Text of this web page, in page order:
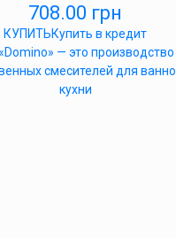
708.00 грн
КУПИТЬКупить в кредит
— это производство
смесителей для
кухни